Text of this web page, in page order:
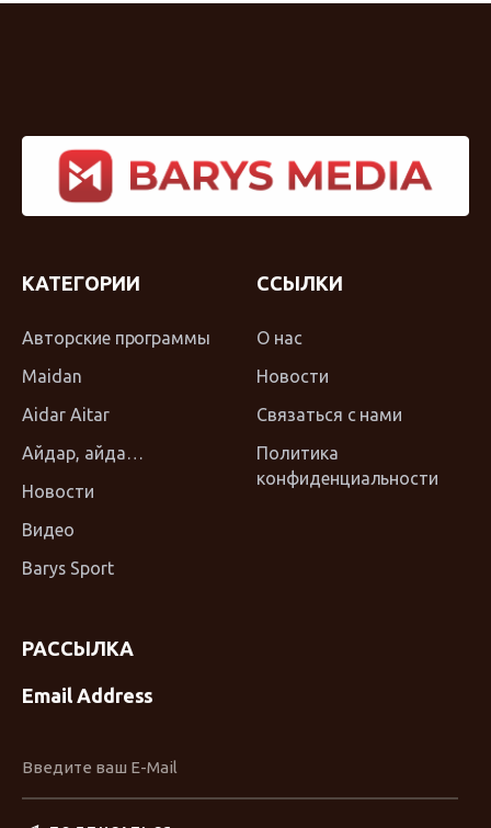
КАТЕГОРИИ
Авторские программы
Maidan
Aidar Aitar
Айдар, айда…
Новости
Видео
Barys Sport
ССЫЛКИ
О нас
Новости
Связаться с нами
Политика
конфиденциальности
РАССЫЛКА
Email Address